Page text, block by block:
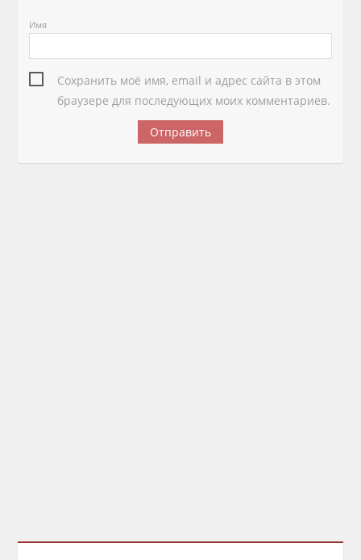
Имя
Сохранить моё имя, email и адрес сайта в этом
браузере для последующих моих комментариев.